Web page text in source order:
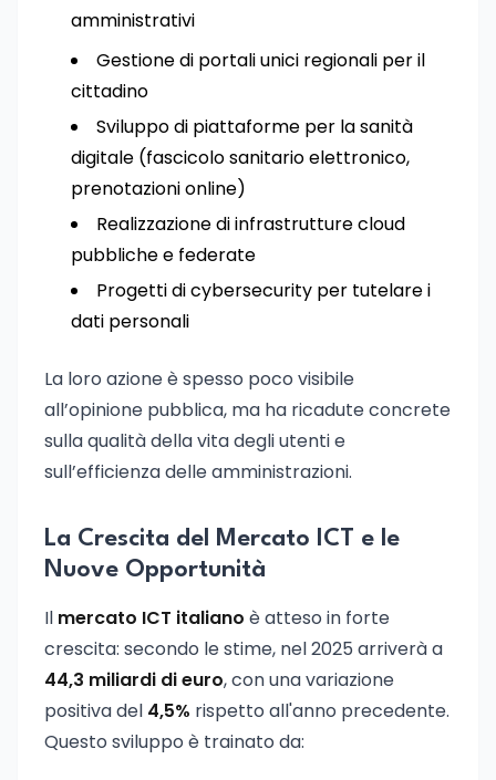
amministrativi
Gestione di portali unici regionali per il
cittadino
Sviluppo di piattaforme per la sanità
digitale (fascicolo sanitario elettronico,
prenotazioni online)
Realizzazione di infrastrutture cloud
pubbliche e federate
Progetti di cybersecurity per tutelare i
dati personali
La loro azione è spesso poco visibile
all’opinione pubblica, ma ha ricadute concrete
sulla qualità della vita degli utenti e
sull’efficienza delle amministrazioni.
La Crescita del Mercato ICT e le
Nuove Opportunità
Il mercato ICT italiano è atteso in forte
crescita: secondo le stime, nel 2025 arriverà a
44,3 miliardi di euro, con una variazione
positiva del 4,5% rispetto all'anno precedente.
Questo sviluppo è trainato da: